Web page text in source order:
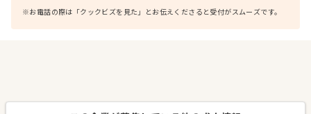
※お電話の際は「クックビズを見た」とお伝えくださると受付がスムーズです。